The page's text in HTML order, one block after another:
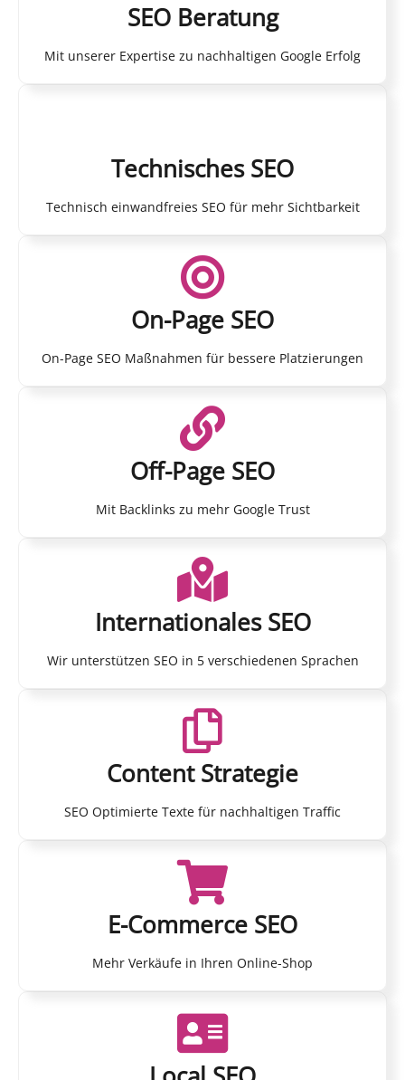
SEO Beratung
Mit unserer Expertise zu nachhaltigen Google Erfolg
Technisches SEO
Technisch einwandfreies SEO für mehr Sichtbarkeit
On-Page SEO
On-Page SEO Maßnahmen für bessere Platzierungen
Off-Page SEO
Mit Backlinks zu mehr Google Trust
Internationales SEO
Wir unterstützen SEO in 5 verschiedenen Sprachen
Content Strategie
SEO Optimierte Texte für nachhaltigen Traffic
E-Commerce SEO
Mehr Verkäufe in Ihren Online-Shop